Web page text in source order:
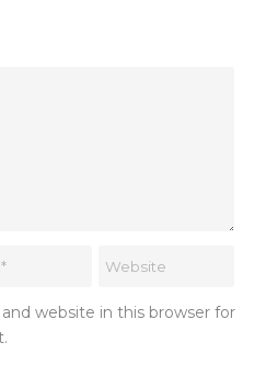
website in this browser for